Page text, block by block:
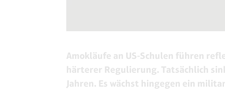
Amokläufe an US-Schulen führen
härterer Regulierung. Tatsächlich
Jahren. Es wächst hingegen ein